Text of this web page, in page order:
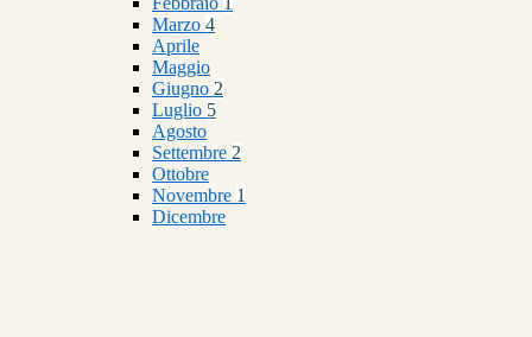
Marzo 4
Aprile
Maggio
Giugno 2
Luglio 5
Agosto
Settembre 2
Ottobre
Novembre 1
Dicembre